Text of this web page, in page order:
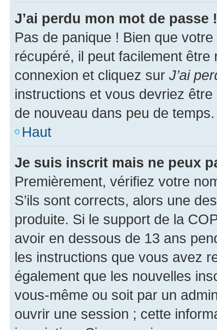
J’ai perdu mon mot de passe !
Pas de panique ! Bien que
récupéré, il peut facilement
connexion et cliquez sur J’ai
instructions et vous devriez
de nouveau dans peu de temps.
Haut
Je suis inscrit mais ne peux
Premièrement, vérifiez votre
S’ils sont corrects, alors une
produite. Si le support de la
avoir en dessous de 13 ans
les instructions que vous avez
également que les nouvelles
vous-même ou soit par un
ouvrir une session ; cette